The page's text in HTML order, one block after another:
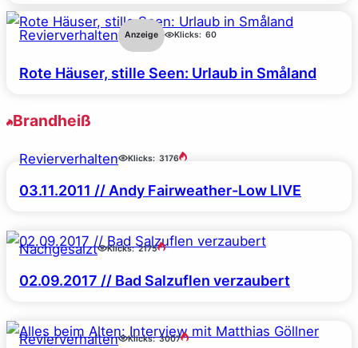
Revierverhalten Anzeige Klicks: 60
Rote Häuser, stille Seen: Urlaub in Småland
Brandheiß
Revierverhalten Klicks: 3176
03.11.2011 // Andy Fairweather-Low LIVE
Nachgesalzt Klicks: 2175
02.09.2017 // Bad Salzuflen verzaubert
Revierverhalten Klicks: 3007